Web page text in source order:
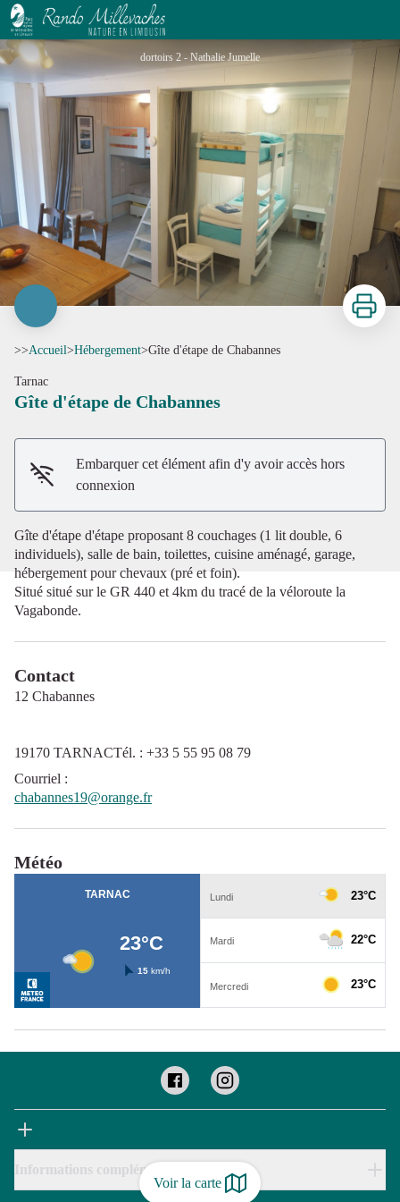
Gîte d'étape de Chabannes
Voir la carte
dortoirs 2 - Nathalie Jumelle
Imprimer
>>Accueil>Hébergement>Gîte d'étape de Chabannes
Tarnac
Gîte d'étape de Chabannes
Embarquer cet élément afin d'y avoir accès hors
connexion
Gîte d'étape d'étape proposant 8 couchages (1 lit double, 6
individuels), salle de bain, toilettes, cuisine aménagé, garage,
hébergement pour chevaux (pré et foin).
Situé situé sur le GR 440 et 4km du tracé de la véloroute la
Vagabonde.
Contact
12 Chabannes
19170 TARNACTél. : +33 5 55 95 08 79
Courriel :
chabannes19@orange.fr
Météo
Informations complémentaires